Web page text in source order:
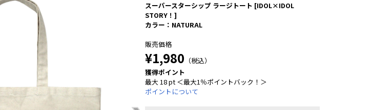
スーパースターシップ ラージトート [IDOL×IDOL
STORY！]
カラー：NATURAL
販売価格
¥1,980 （税込）
獲得ポイント
最大 18 pt ＜最大1％ポイントバック！＞
ポイントについて